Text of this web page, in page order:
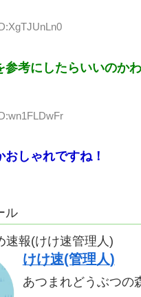
参考にしたらいいのか
しゃれですね！
ル
速報(けけ速管理人)
けけ速(管理人)
あつまれどうぶつの